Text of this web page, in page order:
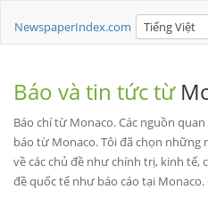
NewspaperIndex.com Tiếng Việt
Báo và tin tức từ
Báo chí từ Monaco. Các nguồn
báo từ Monaco. Tôi đã chọn những
về các chủ đề như chính trị, kinh tế,
đề quốc tế như báo cáo tại Monaco.